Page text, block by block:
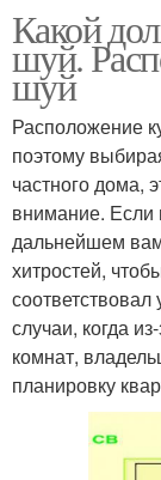
Какой
шуй.
шуй
Расположение
поэтому
частного дома,
внимание. Если
дальнейшем
хитростей,
случаи, когда
комнат,
планировку